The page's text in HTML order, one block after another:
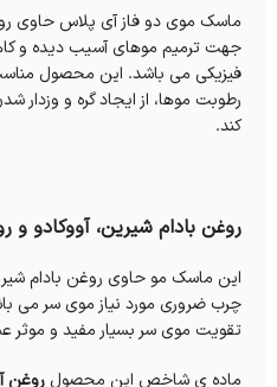
ماسک موی دو فاز آی پلاس حاوی
جهت ترمیم موهای آسیب دیده و
فیزیکی می باشد. این محصول
رطوبت موها، از ايجاد گره و وزدار
کند.
روغن بادام شیرین، آووکادو و
این ماسک مو حاوی روغن بادام
چرب ضروری مورد نیاز موی سر می
تقویت موی سر بسیار مفید و موثر
ماده ی شاخص این محصولروغن